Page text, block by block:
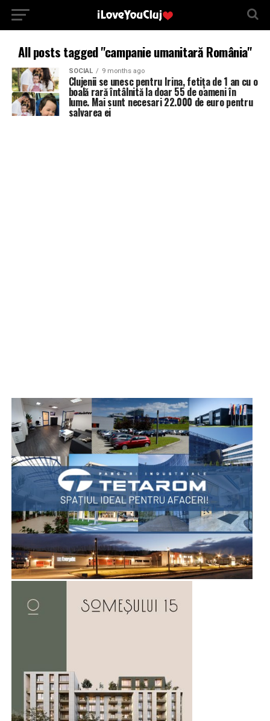
All posts tagged "campanie umanitară România"
SOCIAL 9 months ago
Clujenii se unesc pentru Irina, fetița de 1 an cu o
boală rară întâlnită la doar 55 de oameni în
lume. Mai sunt necesari 22.000 de euro pentru
salvarea ei